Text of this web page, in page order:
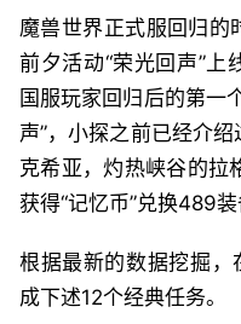
魔兽世界正式服回归的
前夕活动“荣光回声”
国服玩家回归后的第一
声”，小探之前已经介
克希亚，灼热峡谷的拉
获得“记忆币”兑换489
根据最新的数据挖掘，
成下述12个经典任务。